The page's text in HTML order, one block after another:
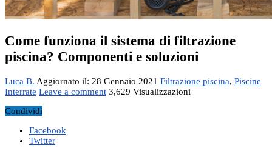
Come funziona il sistema di filtrazione
piscina? Componenti e soluzioni
Luca B. Aggiornato il: 28 Gennaio 2021 Filtrazione piscina, Piscine
Interrate Leave a comment 3,629 Visualizzazioni
Condividi
Facebook
Twitter